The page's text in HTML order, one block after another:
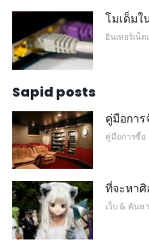
โมเด็มใ
อินเทอร์เน็
Sapid posts
คู่มือการ
คู่มือการซื้อ
ที่จะหา
เว็บ & ค้นหา